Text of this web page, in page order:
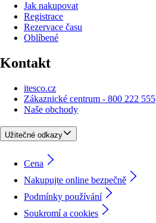
Jak nakupovat
Registrace
Rezervace času
Oblíbené
Kontakt
itesco.cz
Zákaznické centrum - 800 222 555
Naše obchody
Užitečné odkazy
Cena
Nakupujte online bezpečně
Podmínky používání
Soukromí a cookies